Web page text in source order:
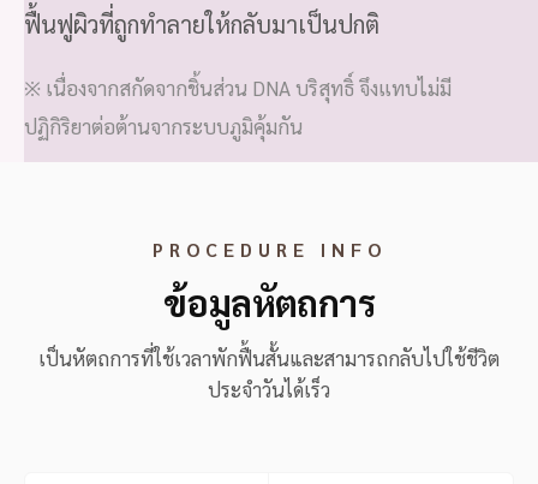
ฟื้นฟูผิวที่ถูกทำลายให้กลับมาเป็นปกติ
※ เนื่องจากสกัดจากชิ้นส่วน DNA บริสุทธิ์ จึงแทบไม่มี
ปฏิกิริยาต่อต้านจากระบบภูมิคุ้มกัน
PROCEDURE INFO
ข้อมูลหัตถการ
เป็นหัตถการที่ใช้เวลาพักฟื้นสั้นและสามารถกลับไปใช้ชีวิต
ประจำวันได้เร็ว